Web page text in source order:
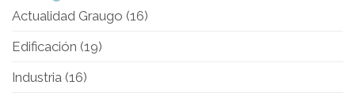
Actualidad Graugo (16)
Edificación (19)
Industria (16)